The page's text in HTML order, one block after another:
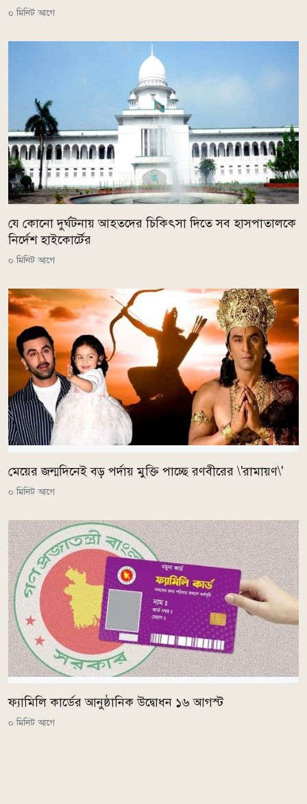
০ মিনিট আগে
যে কোনো দুর্ঘটনায় আহতদের চিকিৎসা দিতে সব হাসপাতালকে
নির্দেশ হাইকোর্টের
০ মিনিট আগে
মেয়ের জন্মদিনেই বড় পর্দায় মুক্তি পাচ্ছে রণবীরের \'রামায়ণ\'
০ মিনিট আগে
ফ্যামিলি কার্ডের আনুষ্ঠানিক উদ্বোধন ১৬ আগস্ট
০ মিনিট আগে